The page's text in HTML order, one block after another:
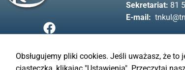
F
a
e
Sekretariat: 81
E-mail:
Obsługujemy pliki cookies. Jeśli uważasz, że